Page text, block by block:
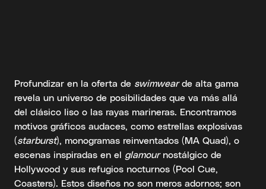
Profundizar en la oferta de swimwearde alta gama
revela un universo de posibilidades que va más allá
del clásico liso o las rayas marineras. Encontramos
motivos gráficos audaces, como estrellas explosivas
(starburst), monogramas reinventados (MA Quad), o
escenas inspiradas en el glamournostálgico de
Hollywood y sus refugios nocturnos (Pool Cue,
Coasters). Estos diseños no son meros adornos; son